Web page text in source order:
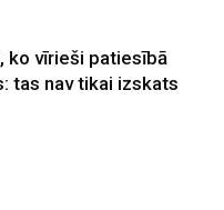
ko vīrieši patiesībā
tas nav tikai izskats